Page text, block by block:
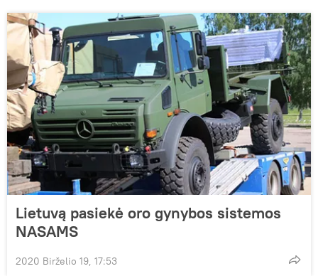
Lietuvą pasiekė oro gynybos sistemos
NASAMS
2020 Birželio 19, 17:53